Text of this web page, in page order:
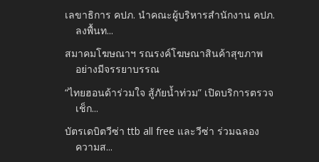
เลขาธิการ คปภ. นำคณะผู้บริหารสำนักงาน คปภ.
ลงพื้นท...
สมาคมโฆษณาฯ รณรงค์โฆษณาสินค้าสุขภาพ
อย่างมีจรรยาบรรณ
“ไทยฮอนด้าร่วมใจ สู้ภัยน้ำท่วม” เปิดบริการตรวจ
เช็ก...
บัตรเดบิตวีซ่า ttb all free และวีซ่า ร่วมฉลอง
ความส...